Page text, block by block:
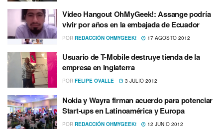
Video Hangout OhMyGeek!: Assange podrí­a
vivir por años en la embajada de Ecuador
POR REDACCIÓN OHMYGEEK! 17 AGOSTO 2012
Usuario de T-Mobile destruye tienda de la
empresa en Inglaterra
POR FELIPE OVALLE 3 JULIO 2012
Nokia y Wayra firman acuerdo para potenciar
Start-ups en Latinoamérica y Europa
POR REDACCIÓN OHMYGEEK! 12 JUNIO 2012